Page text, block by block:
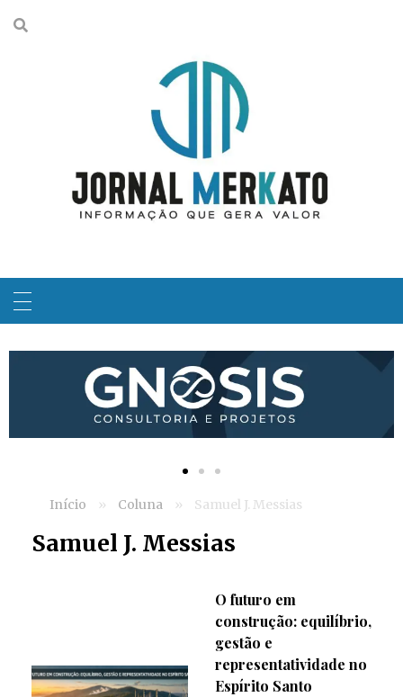
Início » Coluna » Samuel J. Messias
Samuel J. Messias
O futuro em
construção: equilíbrio,
gestão e
representatividade no
Espírito Santo